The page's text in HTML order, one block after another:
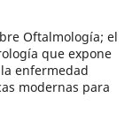
Oftalmología; el
que expone
enfermedad
modernas para